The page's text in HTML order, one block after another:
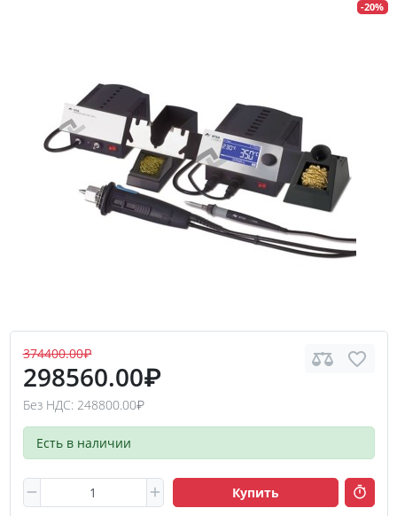
-20%
374400.00₽
298560.00₽
Без НДС: 248800.00₽
Есть в наличии
Купить